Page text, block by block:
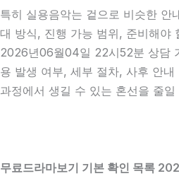
특히 실용음악는 겉으로 비슷한 안
대 방식, 진행 가능 범위, 준비해야
2026년06월04일 22시52분 상담
용 발생 여부, 세부 절차, 사후 안
과정에서 생길 수 있는 혼선을 줄일
무료드라마보기 기본 확인 목록